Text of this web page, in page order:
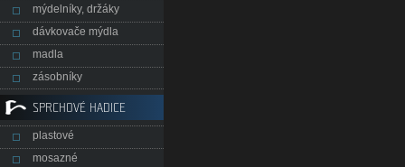
mýdelníky, držáky
dávkovače mýdla
madla
zásobníky
SPRCHOVÉ HADICE
plastové
mosazné